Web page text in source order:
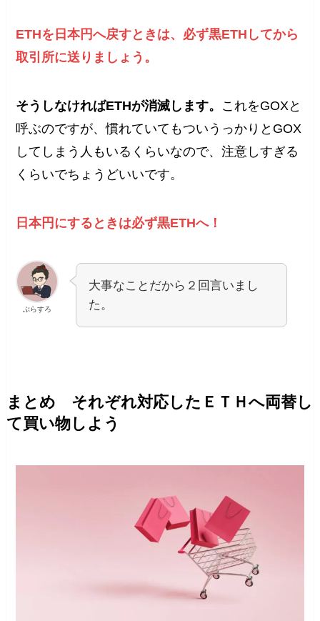
ETHを日本円へ戻すときは、必ず黒ETHしてから
取引所に送りましょう。
そうしなければETHが消滅します。 これをGOXと
呼ぶのですが、慣れていてもついうっかりとGOX
してしまう人もいるくらいなので、注意しすぎる
くらいでちょうどいいです。
日本円にするときは必ず黒ETHへ！
ぶらすろ
大事なことだから２回言いまし
た。
まとめ それぞれ対応したＥＴＨへ両替し
て買い物しよう